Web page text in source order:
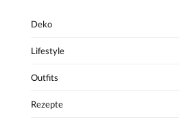
Deko
Lifestyle
Outfits
Rezepte